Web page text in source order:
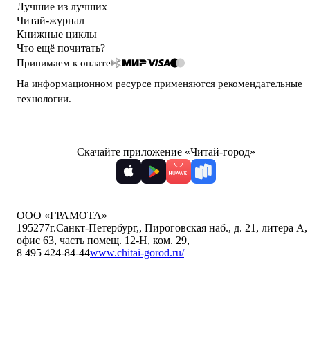
Лучшие из лучших
Читай-журнал
Книжные циклы
Что ещё почитать?
Принимаем к оплате
На информационном ресурсе применяются рекомендательные
технологии.
Скачайте приложение «Читай-город»
ООО «ГРАМОТА»
195277г.Санкт-Петербург,, Пироговская наб., д. 21, литера А,
офис 63, часть помещ. 12-Н, ком. 29,
8 495 424-84-44www.chitai-gorod.ru/